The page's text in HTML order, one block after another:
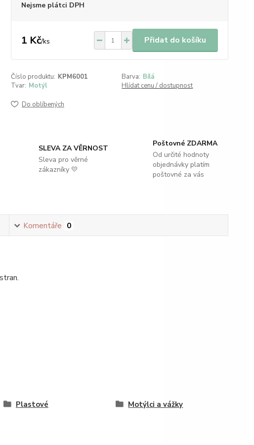
Nejsme plátci DPH
1 Kč/ks Přidat do košíku
Číslo produktu: KPM6001 Barva: Bílá
Tvar: Motýl Hlídat cenu / dostupnost
Do oblíbených
SLEVA ZA VĚRNOST
Sleva pro věrné
zákazníky 💛
Poštovné ZDARMA
Od určité hodnoty
objednávky platím
poštovné za vás
Komentáře 0
Plastové Motýlci a vážky